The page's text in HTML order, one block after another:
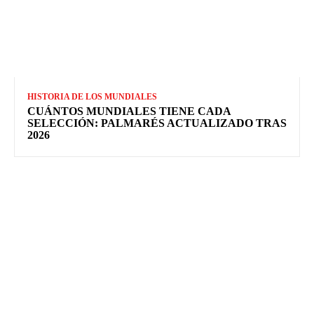
HISTORIA DE LOS MUNDIALES
CUÁNTOS MUNDIALES TIENE CADA
SELECCIÓN: PALMARÉS ACTUALIZADO TRAS
2026